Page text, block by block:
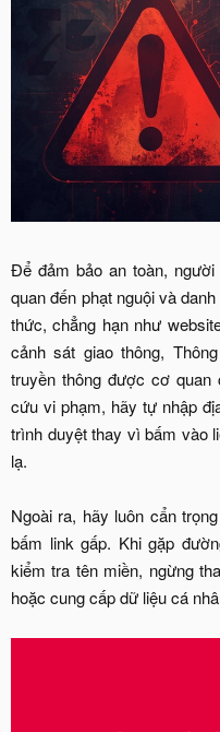
Để đảm bảo an toàn,
quan đến phạt nguội và
thức, chẳng hạn như
cảnh sát giao thông,
truyền thông được cơ
cứu vi phạm, hãy tự nhập
trình duyệt thay vì bấm vào
lạ.
Ngoài ra, hãy luôn cẩn
bấm link gấp. Khi gặp
kiểm tra tên miền, ngừng
hoặc cung cấp dữ liệu cá